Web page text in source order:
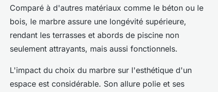
Comparé à d'autres matériaux comme le béton ou le
bois, le marbre assure une longévité supérieure,
rendant les terrasses et abords de piscine non
seulement attrayants, mais aussi fonctionnels.
L'impact du choix du marbre sur l'esthétique d'un
espace est considérable. Son allure polie et ses